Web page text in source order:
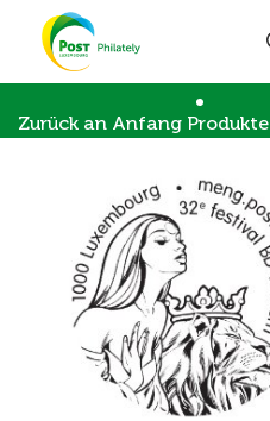
Zurück an Anfang Produkte